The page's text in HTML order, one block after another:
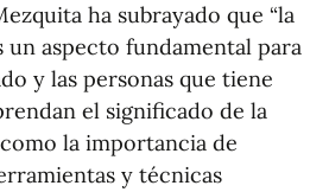
ha subrayado que “la
aspecto fundamental para
y las personas que tiene
el significado de la
la importancia de
y técnicas